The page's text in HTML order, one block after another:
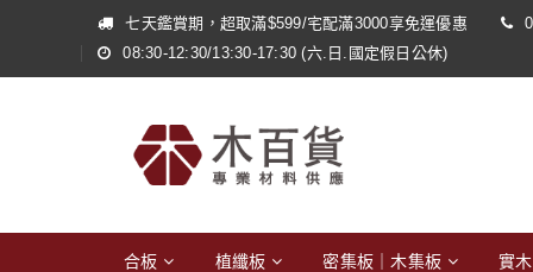
七天鑑賞期，超取滿$599/宅配滿3000享免運優惠
08:30-12:30/13:30-17:30 (六.日.國定假日公休)
合板 植纖板 密集板｜木集板 實